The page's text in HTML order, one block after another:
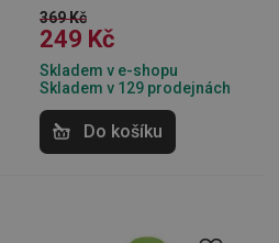
369 Kč
249 Kč
Skladem v e-shopu
Skladem v 129 prodejnách
Do košíku